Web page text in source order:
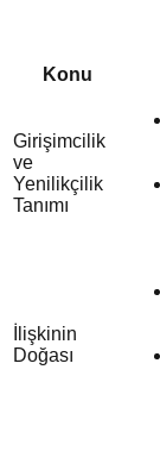
Konu
Girişimcilik
ve
Yenilikçilik
Tanımı
İlişkinin
Doğası